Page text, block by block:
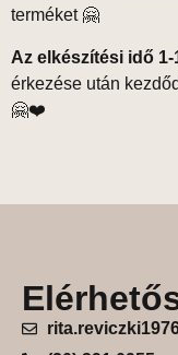
terméket 🤗
Az elkészítési idő 1-
érkezése után
🤗❤️